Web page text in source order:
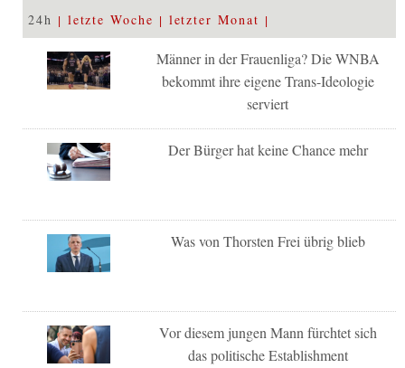
24h letzte Woche letzter Monat
Männer in der Frauenliga? Die WNBA
bekommt ihre eigene Trans-Ideologie
serviert
Der Bürger hat keine Chance mehr
Was von Thorsten Frei übrig blieb
Vor diesem jungen Mann fürchtet sich
das politische Establishment